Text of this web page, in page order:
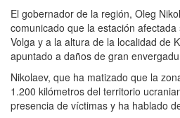
El gobernador de la región, Oleg
comunicado que la estación
Volga y a la altura de la localidad de
apuntado a daños de gran
Nikolaev, que ha matizado que la
1.200 kilómetros del territorio
presencia de víctimas y ha hablado